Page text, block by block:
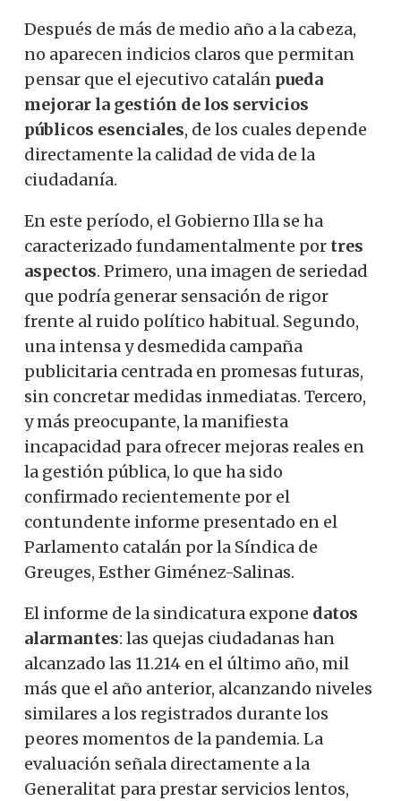
Después de más de medio año a la cabeza,
no aparecen indicios claros que permitan
pensar que el ejecutivo catalán pueda
mejorar la gestión de los servicios
públicos esenciales, de los cuales depende
directamente la calidad de vida de la
ciudadanía.
En este período, el Gobierno Illa se ha
caracterizado fundamentalmente por tres
aspectos. Primero, una imagen de seriedad
que podría generar sensación de rigor
frente al ruido político habitual. Segundo,
una intensa y desmedida campaña
publicitaria centrada en promesas futuras,
sin concretar medidas inmediatas. Tercero,
y más preocupante, la manifiesta
incapacidad para ofrecer mejoras reales en
la gestión pública, lo que ha sido
confirmado recientemente por el
contundente informe presentado en el
Parlamento catalán por la Síndica de
Greuges, Esther Giménez-Salinas.
El informe de la sindicatura expone datos
alarmantes: las quejas ciudadanas han
alcanzado las 11.214 en el último año, mil
más que el año anterior, alcanzando niveles
similares a los registrados durante los
peores momentos de la pandemia. La
evaluación señala directamente a la
Generalitat para prestar servicios lentos,